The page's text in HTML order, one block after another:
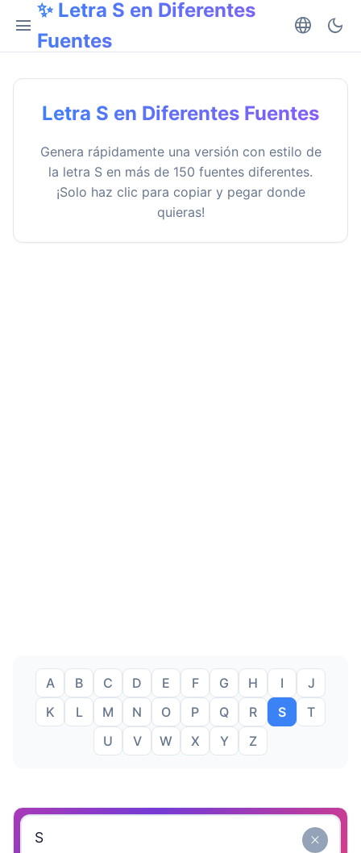
menu
✨ Letra S en Diferentes
Fuentes
language dark_mode
Letra S en Diferentes Fuentes
Genera rápidamente una versión con estilo de
la letra S en más de 150 fuentes diferentes.
¡Solo haz clic para copiar y pegar donde
quieras!
A B C D E F G H I
J
K
L M N O P Q R S
T
U
V W X Y Z
close